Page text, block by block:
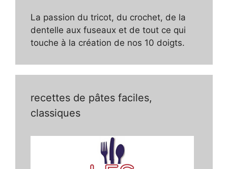
La passion du tricot, du crochet, de la
dentelle aux fuseaux et de tout ce qui
touche à la création de nos 10 doigts.
recettes de pâtes faciles,
classiques